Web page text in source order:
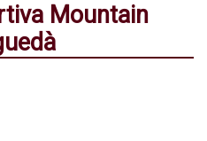
Mountain